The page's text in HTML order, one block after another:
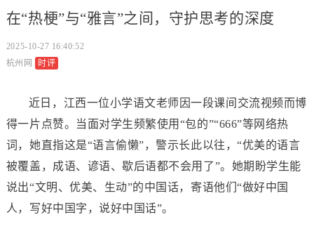
在“热梗”与“雅言”之间，守护思考的深度
2025-10-27 16:40:52
杭州网
时评
近日，江西一位小学语文老师因一段课间交流视频而博
得一片点赞。当面对学生频繁使用“包的”“666”等网络热
词，她直指这是“语言偷懒”，警示长此以往，“优美的语言
被覆盖，成语、谚语、歇后语都不会用了”。她期盼学生能
说出“文明、优美、生动”的中国话，寄语他们“做好中国
人，写好中国字，说好中国话”。